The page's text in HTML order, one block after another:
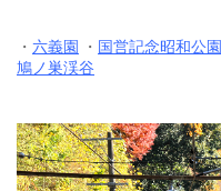
・ 六義園 ・ 国営記念昭和公園
鳩ノ巣渓谷